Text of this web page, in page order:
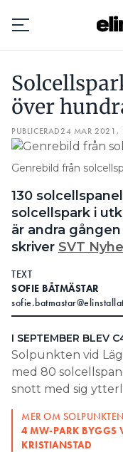
Hantera
Lediga jobb
Annonsera
Läs E-
Om tidningen
Kontakt
Search for:
över
PUBLICERAD24 MAR 2021,
Genrebild från
130
solcellspark i
är andra
skriver SVT
TEXT
SOFIE BÅTMÄSTAR
I SEPTEMBER BLEV
Solpunkten vid
med 80
snott med sig
MER OM
4 MW-PARK BYGGS
KRISTIANSTAD